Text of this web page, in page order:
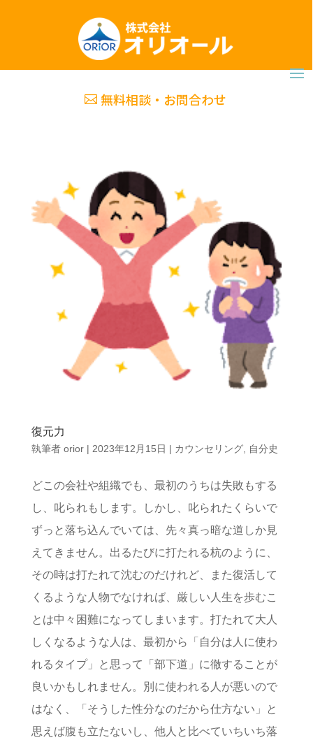
無料相談・お問合わせ
復元力
執筆者 orior| 2023年12月15日 | カウンセリング, 自分史
どこの会社や組織でも、最初のうちは失敗もする
し、叱られもします。しかし、叱られたくらいで
ずっと落ち込んでいては、先々真っ暗な道しか見
えてきません。出るたびに打たれる杭のように、
その時は打たれて沈むのだけれど、また復活して
くるような人物でなければ、厳しい人生を歩むこ
とは中々困難になってしまいます。打たれて大人
しくなるような人は、最初から「自分は人に使わ
れるタイプ」と思って「部下道」に徹することが
良いかもしれません。別に使われる人が悪いので
はなく、「そうした性分なのだから仕方ない」と
思えば腹も立たないし、他人と比べていちいち落